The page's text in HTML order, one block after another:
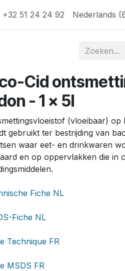
+32 51 24 24 92 Nederlands
Cid
- 1 x 5l
(vloeibaar) op
gebruikt ter bestrijding van
waar eet- en drinkwaren
en op oppervlakken die in
Fiche NL
Fiche NL
Technique FR
MSDS FR